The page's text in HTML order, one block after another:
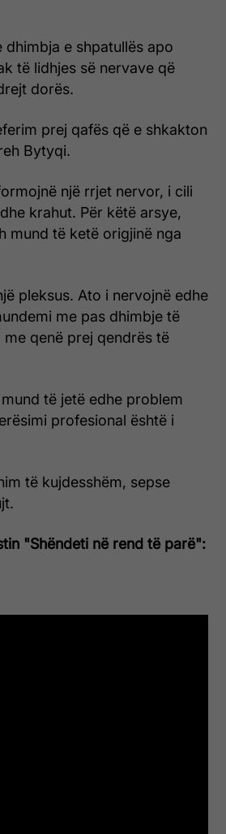
e shpatullës apo
të lidhjes së nervave që
dorës.
prej qafës që e shkakton
Bytyqi.
një rrjet nervor, i cili
krahut. Për këtë arsye,
mund të ketë origjinë nga
pleksus. Ato i nervojnë edhe
me pas dhimbje të
qenë prej qendrës të
të jetë edhe problem
profesional është i
të kujdesshëm, sepse
"Shëndeti në rend të parë":